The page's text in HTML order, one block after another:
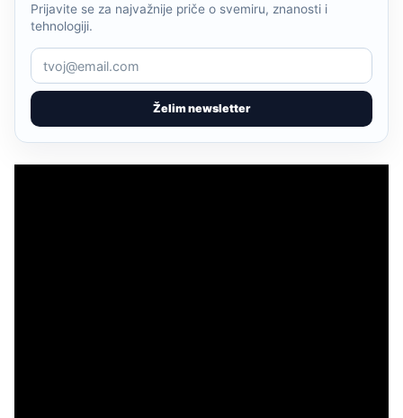
Želim newsletter
Prijavite se za najvažnije priče o svemiru, znanosti i
tehnologiji.